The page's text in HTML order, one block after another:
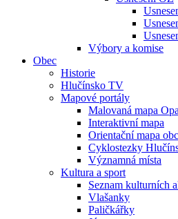
Výbory a komise
Obec
Historie
Hlučínsko TV
Mapové portály
Malovaná mapa
Interaktivní mapa
Orientační mapa
Cyklostezky
Významná místa
Kultura a sport
Seznam kulturních
Vlašanky
Paličkářky